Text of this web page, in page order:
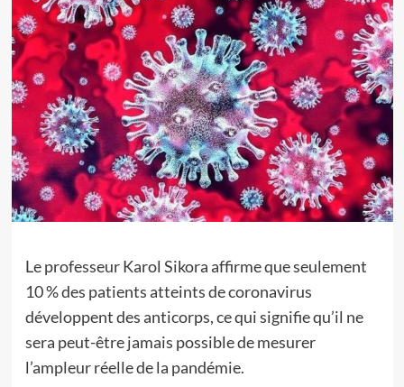
Le professeur Karol Sikoraaffirme que seulement
10 % des patients atteints de coronavirus
développent des anticorps, ce qui signifie qu’il ne
sera peut-être jamais possible de mesurer
l’ampleur réelle de la pandémie.